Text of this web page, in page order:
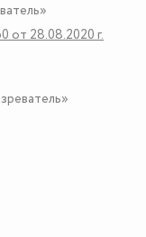
28.08.2020 г.